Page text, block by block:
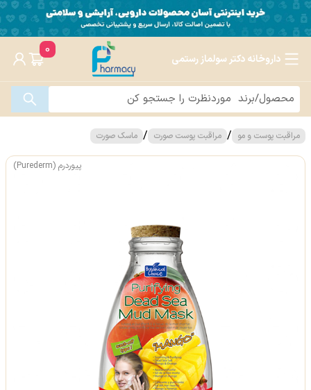
داروخانه دکتر سولماز رستمی
0
مراقبت پوست و مو / مراقبت پوست صورت / ماسک صورت
پیوردرم (Purederm)